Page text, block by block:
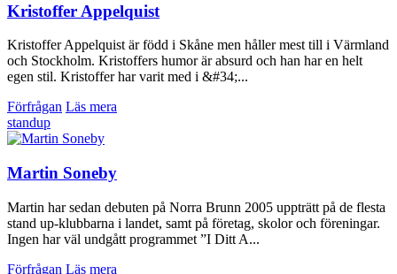
Kristoffer Appelquist
Kristoffer Appelquist är född i Skåne men håller mest till i Värmland
och Stockholm. Kristoffers humor är absurd och han har en helt
egen stil. Kristoffer har varit med i &#34;...
Förfrågan Läs mera
standup
Martin Soneby
Martin har sedan debuten på Norra Brunn 2005 uppträtt på de flesta
stand up-klubbarna i landet, samt på företag, skolor och föreningar.
Ingen har väl undgått programmet ”I Ditt A...
Förfrågan Läs mera